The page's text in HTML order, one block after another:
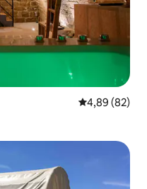
4,89 (82)